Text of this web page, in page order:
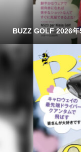
BUZZ GOLF 2026年